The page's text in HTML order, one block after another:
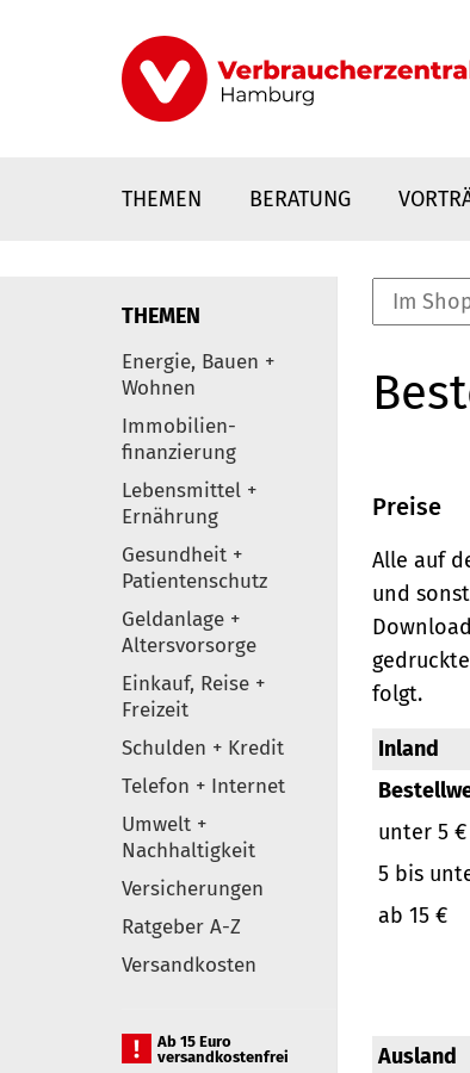
THEMEN BERATUNG
Elemente
THEMEN
Energie, Bauen +
Wohnen
Immobilien-
finanzierung
Lebensmittel +
Ernährung
Gesundheit +
Patientenschutz
Geldanlage +
Altersvorsorge
Einkauf, Reise +
Freizeit
Schulden + Kredit
Telefon + Internet
Umwelt +
Nachhaltigkeit
Versicherungen
Ratgeber A-Z
Versandkosten
Ab 15 Euro
versandkostenfrei
Preise
Alle auf
und
folgt.
Inland
unter 5 €
5 bis
ab 15 €
Ausland